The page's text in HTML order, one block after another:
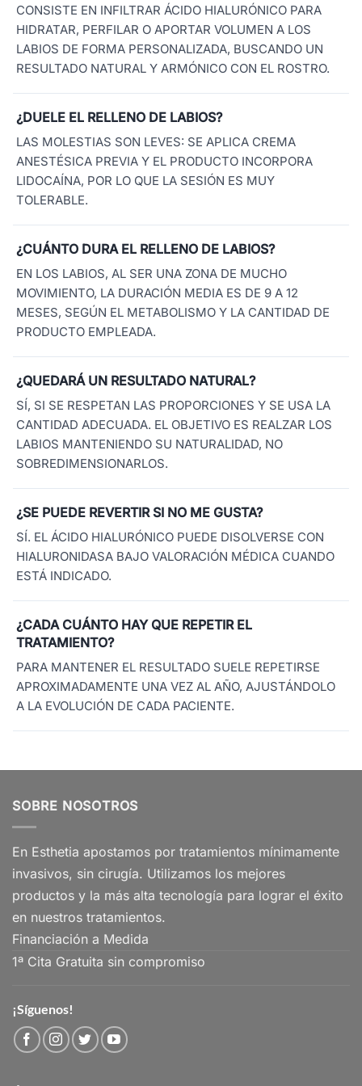
CONSISTE EN INFILTRAR ÁCIDO HIALURÓNICO PARA
HIDRATAR, PERFILAR O APORTAR VOLUMEN A LOS
LABIOS DE FORMA PERSONALIZADA, BUSCANDO UN
RESULTADO NATURAL Y ARMÓNICO CON EL ROSTRO.
¿DUELE EL RELLENO DE LABIOS?
LAS MOLESTIAS SON LEVES: SE APLICA CREMA
ANESTÉSICA PREVIA Y EL PRODUCTO INCORPORA
LIDOCAÍNA, POR LO QUE LA SESIÓN ES MUY
TOLERABLE.
¿CUÁNTO DURA EL RELLENO DE LABIOS?
EN LOS LABIOS, AL SER UNA ZONA DE MUCHO
MOVIMIENTO, LA DURACIÓN MEDIA ES DE 9 A 12
MESES, SEGÚN EL METABOLISMO Y LA CANTIDAD DE
PRODUCTO EMPLEADA.
¿QUEDARÁ UN RESULTADO NATURAL?
SÍ, SI SE RESPETAN LAS PROPORCIONES Y SE USA LA
CANTIDAD ADECUADA. EL OBJETIVO ES REALZAR LOS
LABIOS MANTENIENDO SU NATURALIDAD, NO
SOBREDIMENSIONARLOS.
¿SE PUEDE REVERTIR SI NO ME GUSTA?
SÍ. EL ÁCIDO HIALURÓNICO PUEDE DISOLVERSE CON
HIALURONIDASA BAJO VALORACIÓN MÉDICA CUANDO
ESTÁ INDICADO.
¿CADA CUÁNTO HAY QUE REPETIR EL
TRATAMIENTO?
PARA MANTENER EL RESULTADO SUELE REPETIRSE
APROXIMADAMENTE UNA VEZ AL AÑO, AJUSTÁNDOLO
A LA EVOLUCIÓN DE CADA PACIENTE.
SOBRE NOSOTROS
En Esthetia apostamos por tratamientos mínimamente
invasivos, sin cirugía. Utilizamos los mejores
productos y la más alta tecnología para lograr el éxito
en nuestros tratamientos.
Financiación a Medida
1ª Cita Gratuita sin compromiso
¡Síguenos!